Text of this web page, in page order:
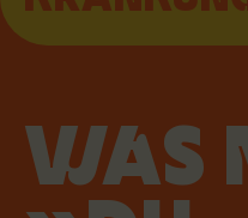
WAS